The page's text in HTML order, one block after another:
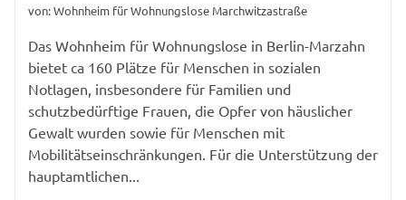
von: Wohnheim für Wohnungslose Marchwitzastraße
Das Wohnheim für Wohnungslose in Berlin-Marzahn
bietet ca 160 Plätze für Menschen in sozialen
Notlagen, insbesondere für Familien und
schutzbedürftige Frauen, die Opfer von häuslicher
Gewalt wurden sowie für Menschen mit
Mobilitätseinschränkungen. Für die Unterstützung der
hauptamtlichen...